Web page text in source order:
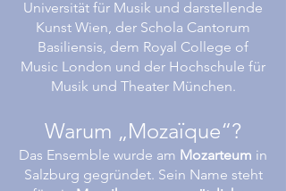
Universität für Musik und darstellende
Kunst Wien, der Schola Cantorum
Basiliensis, dem Royal College of
Music London und der Hochschule für
Musik und Theater München.
Warum „Mozaïque“?
Das Ensemble wurde am Mozarteum in
Salzburg gegründet. Sein Name steht